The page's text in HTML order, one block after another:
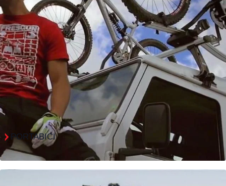
PORTABICI